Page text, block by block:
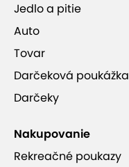
Jedlo a pitie
Auto
Tovar
Darčeková poukážka
Darčeky
Nakupovanie
Rekreačné poukazy